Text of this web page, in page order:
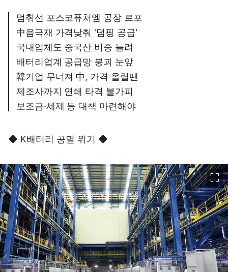
멈춰선 포스코퓨처엠 공장 르포
中음극재 가격낮춰 '덤핑 공급'
국내업체도 중국산 비중 늘려
배터리업계 공급망 붕괴 눈앞
韓기업 무너져 中, 가격 올릴땐
제조사까지 연쇄 타격 불가피
보조금·세제 등 대책 마련해야
◆ K배터리 공멸 위기 ◆